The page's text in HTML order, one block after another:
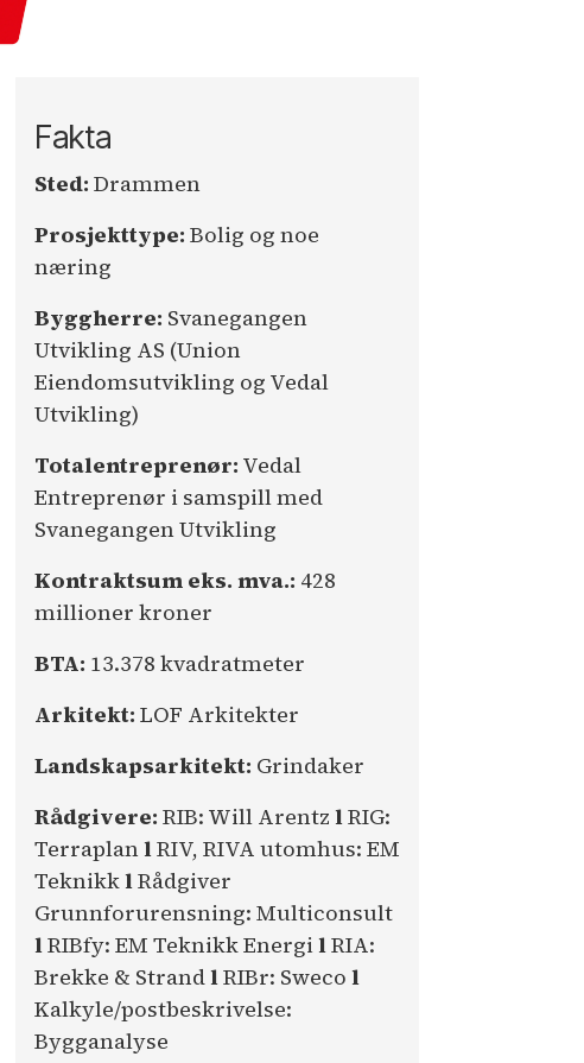
Fakta
Sted: Drammen
Prosjekttype: Bolig og noe
næring
Byggherre: Svanegangen
Utvikling AS (Union
Eiendomsutvikling og Vedal
Utvikling)
Totalentreprenør: Vedal
Entreprenør i samspill med
Svanegangen Utvikling
Kontraktsum eks. mva.: 428
millioner kroner
BTA: 13.378 kvadratmeter
Arkitekt: LOF Arkitekter
Landskapsarkitekt: Grindaker
Rådgivere: RIB: Will Arentz lRIG:
TerraplanlRIV, RIVA utomhus: EM
TeknikklRådgiver
Grunnforurensning: Multiconsult
lRIBfy: EM Teknikk EnergilRIA:
Brekke & StrandlRIBr: Sweco l
Kalkyle/postbeskrivelse:
Bygganalyse